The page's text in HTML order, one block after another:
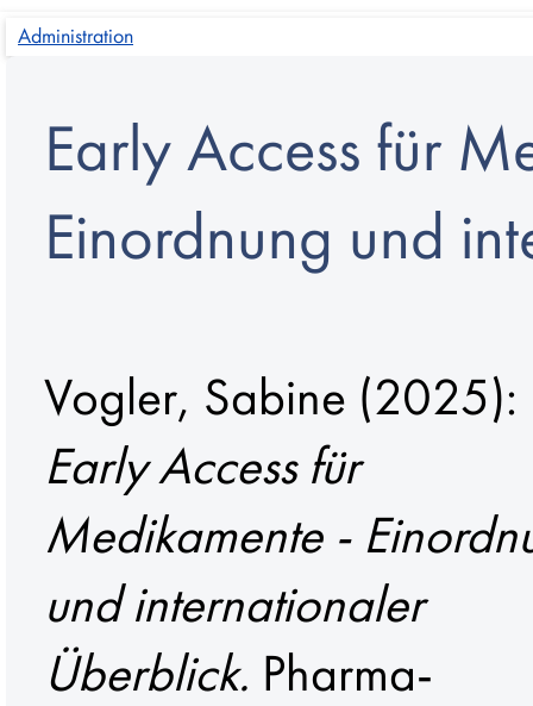
Administration
Early Access für
Einordnung und
Vogler, Sabine (2025):
Early Access für
Medikamente -
und internationaler
Überblick. Pharma-